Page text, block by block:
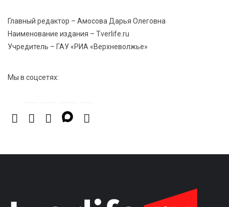
От звёздочек к чемпионам: в Твери отметили
заслуги тренеров и атлетов
абитуриентов в 2026 году
Главный редактор – Амосова Дарья Олеговна
Наименование издания – Tverlife.ru
Учредитель – ГАУ «РИА «Верхневолжье»
Мы в соцсетях: